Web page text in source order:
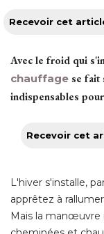
Recevoir cet
Avec le froid qui
chauffage se fait
indispensables
Recevoir cet
L'hiver s'installe,
apprêtez à
Mais la manœuvre